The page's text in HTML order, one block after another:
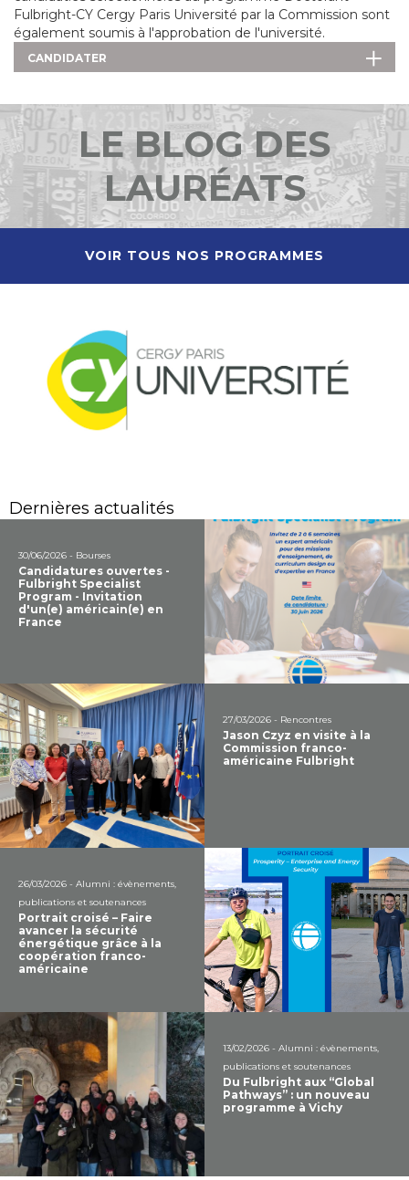
Fulbright-CY Cergy Paris Université par la Commission sont
également soumis à l'approbation de l'université.
CANDIDATER
LE BLOG DES
LAURÉATS
VOIR TOUS NOS PROGRAMMES
Dernières actualités
30/06/2026 - Bourses
Candidatures ouvertes -
Fulbright Specialist
Program - Invitation
d'un(e) américain(e) en
France
27/03/2026 - Rencontres
Jason Czyz en visite à la
Commission franco-
américaine Fulbright
26/03/2026 - Alumni : évènements,
publications et soutenances
Portrait croisé – Faire
avancer la sécurité
énergétique grâce à la
coopération franco-
américaine
13/02/2026 - Alumni : évènements,
publications et soutenances
Du Fulbright aux “Global
Pathways” : un nouveau
programme à Vichy